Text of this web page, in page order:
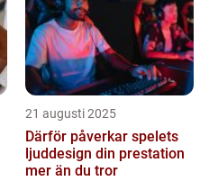
21 augusti 2025
Därför påverkar spelets
ljuddesign din prestation
mer än du tror